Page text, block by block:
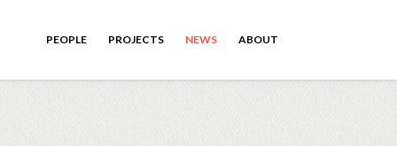
PEOPLE PROJECTS NEWS ABOUT